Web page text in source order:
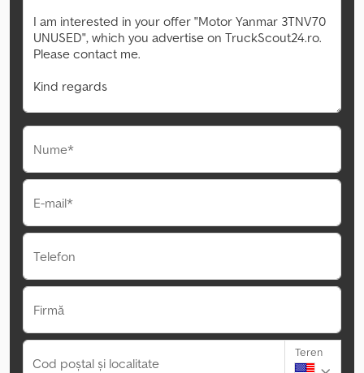
Nume*
E-mail*
Telefon
Firmă
Cod poștal și localitate
Teren